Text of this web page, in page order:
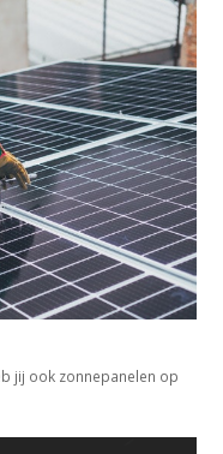
jij ook zonnepanelen op